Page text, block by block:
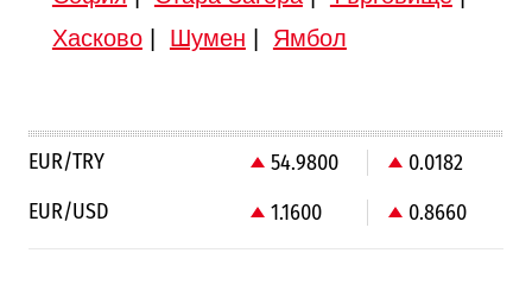
Хасково| Шумен Ямбол
EUR/TRY 54.9800
0.0182
EUR/USD
1.1600 0.8660